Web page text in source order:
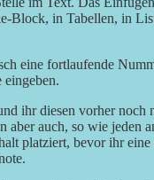
Block, in Tabellen, in
eine fortlaufende
ihr diesen vorher noch
aber auch, so wie jeden
platziert, bevor ihr